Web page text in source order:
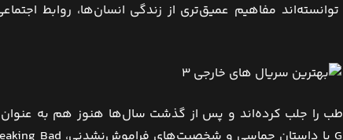
مفاهیم عمیق‌تری از زندگی انسان‌ها، روابط
را جلب کرده‌اند و پس از گذشت سال‌ها هنوز هم به عنوان